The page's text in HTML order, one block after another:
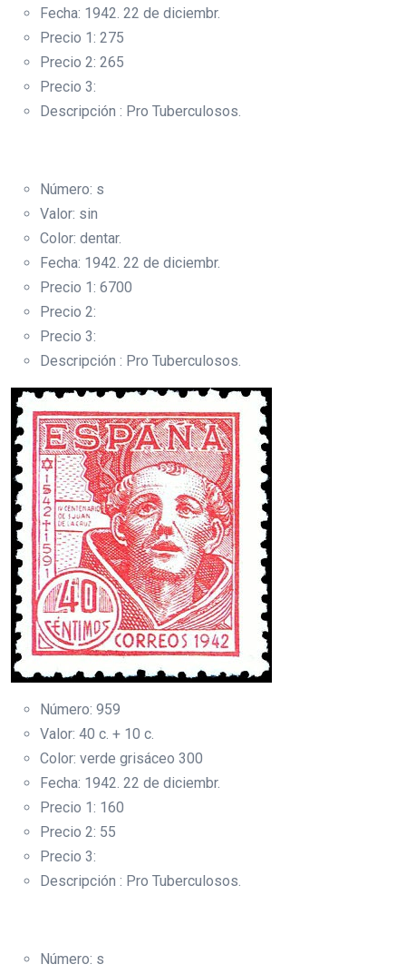
Fecha: 1942. 22 de diciembr.
Precio 1: 275
Precio 2: 265
Precio 3:
Descripción : Pro Tuberculosos.
Número: s
Valor: sin
Color: dentar.
Fecha: 1942. 22 de diciembr.
Precio 1: 6700
Precio 2:
Precio 3:
Descripción : Pro Tuberculosos.
Número: 959
Valor: 40 c. + 10 c.
Color: verde grisáceo 300
Fecha: 1942. 22 de diciembr.
Precio 1: 160
Precio 2: 55
Precio 3:
Descripción : Pro Tuberculosos.
Número: s